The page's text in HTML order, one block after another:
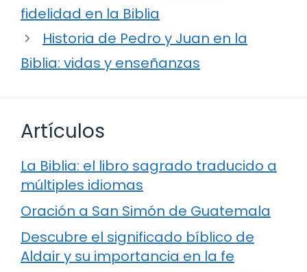
fidelidad en la Biblia
Historia de Pedro y Juan en la
Biblia: vidas y enseñanzas
Artículos
La Biblia: el libro sagrado traducido a
múltiples idiomas
Oración a San Simón de Guatemala
Descubre el significado bíblico de
Aldair y su importancia en la fe